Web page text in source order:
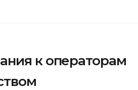
к операторам